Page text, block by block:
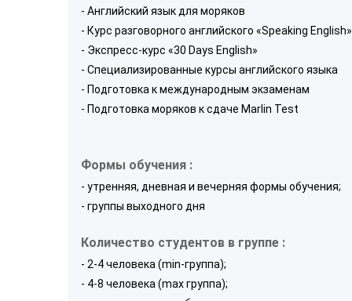
- Английский язык для моряков
- Курс разговорного английского «Speaking English»
- Экспресс-курс «30 Days English»
- Специализированные курсы английского языка
- Подготовка к международным экзаменам
- Подготовка моряков к сдаче Marlin Test
Формы обучения :
- утренняя, дневная и вечерняя формы обучения;
- группы выходного дня
Количество студентов в группе :
- 2-4 человека (min-группа);
- 4-8 человека (max группа);